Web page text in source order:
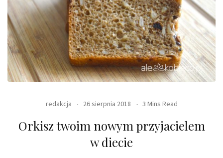
redakcja 26 sierpnia 2018 3 Mins Read
Orkisz twoim nowym przyjacielem
w diecie